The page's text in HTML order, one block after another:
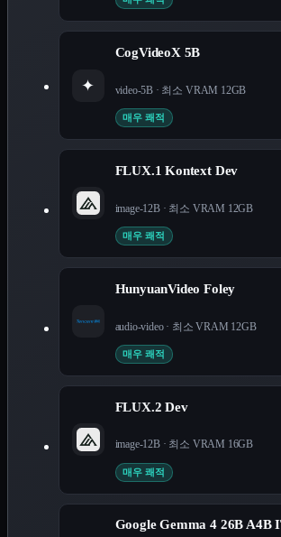
✦
CogVideoX 5B
video-5B · 최소 VRAM 12GB
매우 쾌적
FLUX.1 Kontext Dev
image-12B· 최소 VRAM 12GB
매우 쾌적
HunyuanVideo Foley
audio-video· 최소 VRAM 12GB
매우 쾌적
FLUX.2 Dev
image-12B· 최소 VRAM 16GB
매우 쾌적
Google Gemma 4 26B A4B